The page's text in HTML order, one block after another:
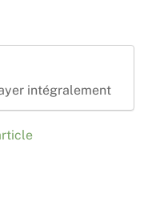
intégralement